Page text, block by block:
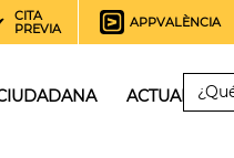
CITA
PREVIA
APPVALÈNCIA
ACTUALIDAD